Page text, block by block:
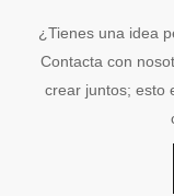
¿Tienes una idea
Contacta con
crear juntos; esto